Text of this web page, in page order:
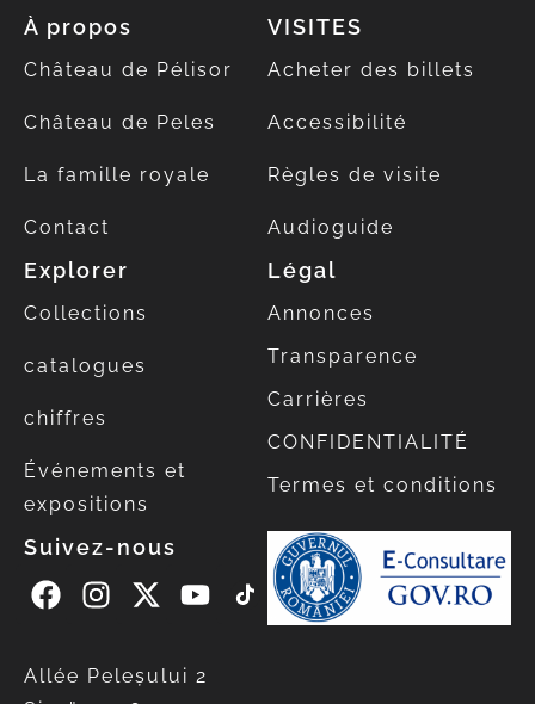
À propos
Château de Pélisor
Château de Peles
La famille royale
Contact
VISITES
Acheter des billets
Accessibilité
Règles de visite
Audioguide
Explorer
Collections
catalogues
chiffres
Événements et
expositions
Légal
Annonces
Transparence
Carrières
CONFIDENTIALITÉ
Termes et conditions
Suivez-nous
Allée Peleșului 2